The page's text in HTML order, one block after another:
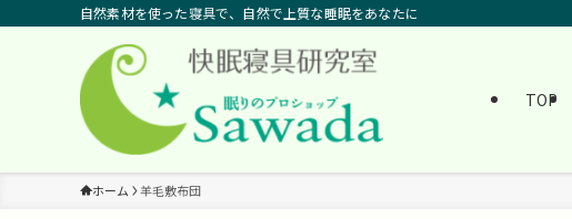
自然素材を使った寝具で、自然で上質な睡眠をあなたに
TOP
ホーム 羊毛敷布団